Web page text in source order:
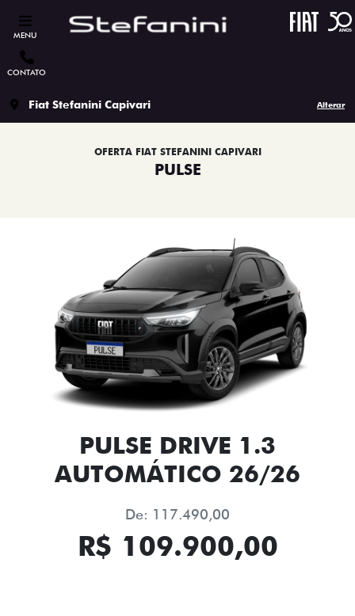
MENU
CONTATO
Fiat Stefanini Capivari Alterar
OFERTA FIAT STEFANINI CAPIVARI
PULSE
PULSE DRIVE 1.3
AUTOMÁTICO 26/26
De: 117.490,00
R$ 109.900,00